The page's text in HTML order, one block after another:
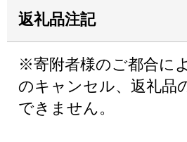
返礼品注記
※寄附者様のご都合に
のキャンセル、返礼品
できません。